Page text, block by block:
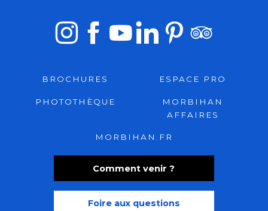
Comment venir ?
Foire aux questions
BROCHURES ESPACE PRO
PHOTOTHÈQUE
MORBIHAN
AFFAIRES
MORBIHAN.FR